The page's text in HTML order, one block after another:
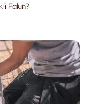
Falun?